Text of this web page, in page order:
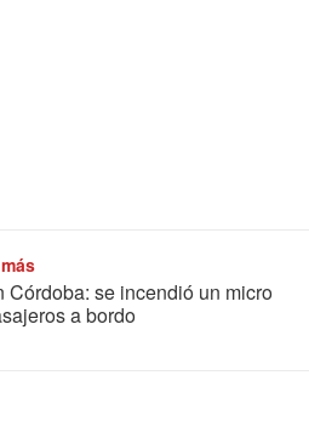
Córdoba: se incendió un micro
a bordo